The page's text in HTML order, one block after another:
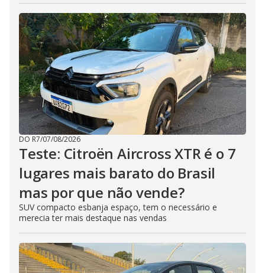
DO R7/07/08/2026
Teste: Citroën Aircross XTR é o 7
lugares mais barato do Brasil
mas por que não vende?
SUV compacto esbanja espaço, tem o necessário e
merecia ter mais destaque nas vendas